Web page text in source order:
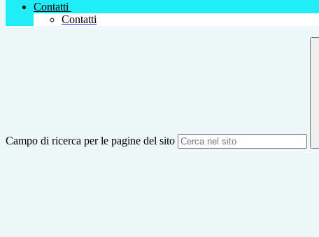
Contatti
Contatti
Campo di ricerca per le pagine del sito